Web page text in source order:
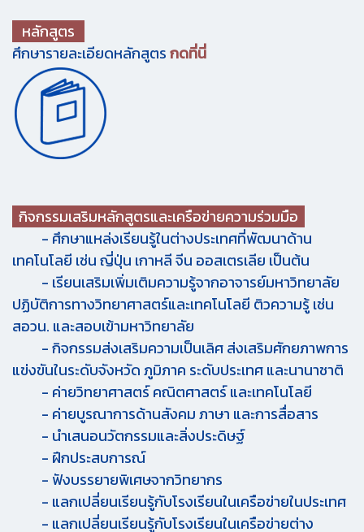
หลักสูตร
ศึกษารายละเอียดหลักสูตรกดที่นี่
กิจกรรมเสริมหลักสูตรและเครือข่ายความร่วมมือ
- ศึกษาแหล่งเรียนรู้ในต่างประเทศที่พัฒนาด้าน
เทคโนโลยี เช่น ญี่ปุ่น เกาหลี จีน ออสเตรเลีย เป็นต้น
- เรียนเสริมเพิ่มเติมความรู้จากอาจารย์มหาวิทยาลัย
ปฏิบัติการทางวิทยาศาสตร์และเทคโนโลยี ติวความรู้ เช่น
สอวน. และสอบเข้ามหาวิทยาลัย
- กิจกรรมส่งเสริมความเป็นเลิศ ส่งเสริมศักยภาพการ
แข่งขันในระดับจังหวัด ภูมิภาค ระดับประเทศและนานาชาติ
- ค่ายวิทยาศาสตร์ คณิตศาสตร์ และเทคโนโลยี
- ค่ายบูรณาการด้านสังคม ภาษา และการสื่อสาร
- นำเสนอนวัตกรรมและสิ่งประดิษฐ์
- ฝึกประสบการณ์
- ฟังบรรยายพิเศษจากวิทยากร
- แลกเปลี่ยนเรียนรู้กับโรงเรียนในเครือข่ายในประเทศ
- แลกเปลี่ยนเรียนรู้กับโรงเรียนในเครือข่ายต่าง